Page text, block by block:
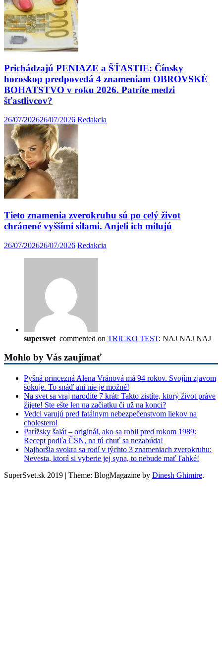
Prichádzajú PENIAZE a ŠŤASTIE: Čínsky
horoskop predpovedá 4 znameniam OBROVSKÉ
BOHATSTVO v roku 2026. Patríte medzi
šťastlivcov?
26/07/202626/07/2026 Redakcia
Tieto znamenia zverokruhu sú po celý život
chránené vyššími silami. Anjeli ich milujú
26/07/202626/07/2026 Redakcia
supersvet commented on TRICKO TEST: NAJ NAJ NAJ
Mohlo by Vás zaujímať
Pyšná princezná Alena Vránová má 94 rokov. Svojím zjavom
šokuje. To snáď ani nie je možné!
Na svet sa vraj narodíte 7 krát: Takto zistíte, ktorý život práve
žijete! Ste ešte len na začiatku či už na konci?
Vedci varujú pred fatálnym nebezpečenstvom liekov na
cholesterol
Parížsky šalát – originál, ako sa robil pred rokom 1989:
Recept podľa ČSN, na tú chuť sa nezabúda!
Najhoršia svokra sa rodí v týchto 3 znameniach zverokruhu:
Nevesta, ktorá si vyberie jej syna, to nebude mať ľahké!
SuperSvet.sk 2019 | Theme: BlogMagazine by Dinesh Ghimire.